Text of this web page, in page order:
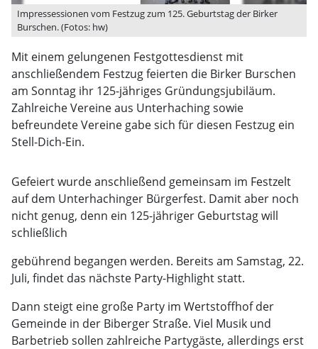
Impressessionen vom Festzug zum 125. Geburtstag der Birker
Burschen. (Fotos: hw)
Mit einem gelungenen Festgottesdienst mit
anschließendem Festzug feierten die Birker Burschen
am Sonntag ihr 125-jähriges Gründungsjubiläum.
Zahlreiche Vereine aus Unterhaching sowie
befreundete Vereine gabe sich für diesen Festzug ein
Stell-Dich-Ein.
Gefeiert wurde anschließend gemeinsam im Festzelt
auf dem Unterhachinger Bürgerfest. Damit aber noch
nicht genug, denn ein 125-jähriger Geburtstag will
schließlich
gebührend begangen werden. Bereits am Samstag, 22.
Juli, findet das nächste Party-Highlight statt.
Dann steigt eine große Party im Wertstoffhof der
Gemeinde in der Biberger Straße. Viel Musik und
Barbetrieb sollen zahlreiche Partygäste, allerdings erst